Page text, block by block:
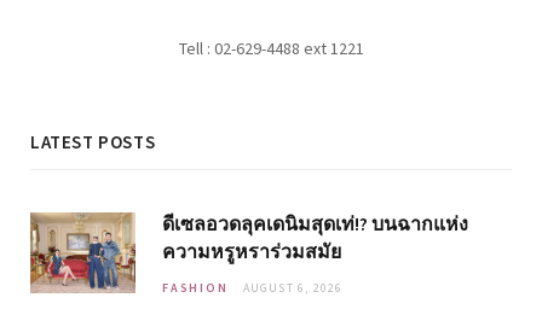
Tell : 02-629-4488 ext 1221
LATEST POSTS
ดีเซลอวดลุคเดนิมสุดเท่!? บนฉากแห่ง
ความหรูหราร่วมสมัย
FASHION AUGUST 6, 2026